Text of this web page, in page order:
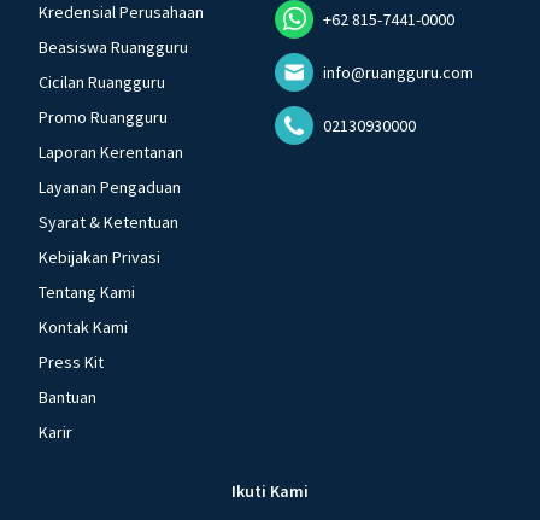
Kredensial Perusahaan
Beasiswa Ruangguru
Cicilan Ruangguru
Promo Ruangguru
Laporan Kerentanan
Layanan Pengaduan
Syarat & Ketentuan
Kebijakan Privasi
Tentang Kami
Kontak Kami
Press Kit
Bantuan
Karir
+62 815-7441-0000
info@ruangguru.com
02130930000
Ikuti Kami